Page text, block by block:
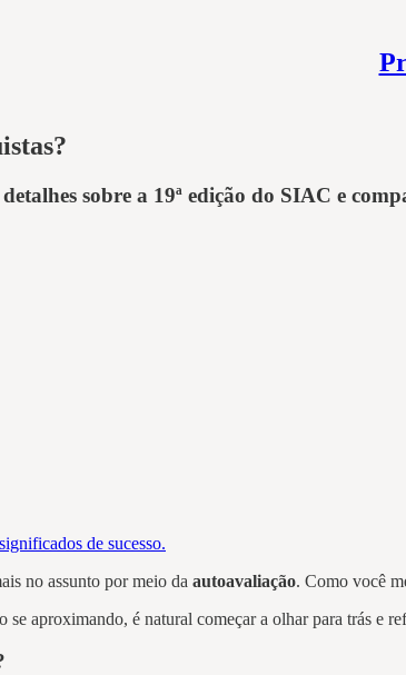
sobre a 19ª edição do SIAC e
de sucesso.
no assunto por meio da autoavaliação. Como você
aproximando, é natural começar a olhar para trás e